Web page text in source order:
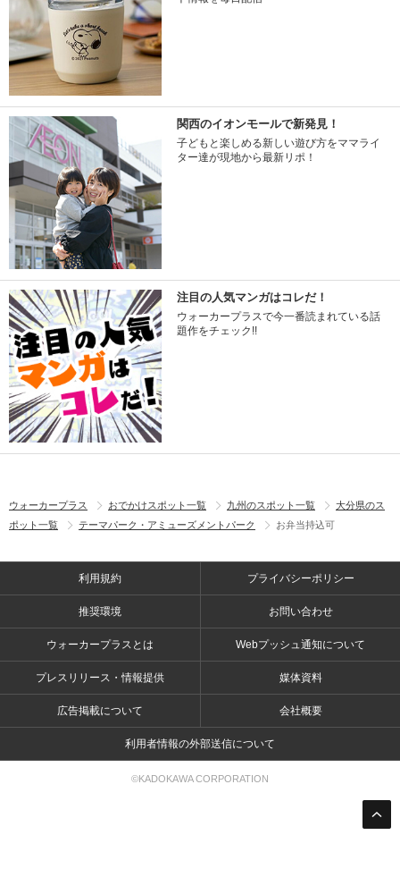
関西のイオンモールで新発見！
子どもと楽しめる新しい遊び方をママライ
ター達が現地から最新リポ！
注目の人気マンガはコレだ！
ウォーカープラスで今一番読まれている話
題作をチェック!!
ウォーカープラス おでかけスポット一覧 九州のスポット一覧
大分県のス
ポット一覧
テーマパーク・アミューズメントパーク お弁当持込可
利用規約 プライバシーポリシー
推奨環境 お問い合わせ
ウォーカープラスとは Webプッシュ通知について
プレスリリース・情報提供 媒体資料
広告掲載について 会社概要
利用者情報の外部送信について
©KADOKAWA CORPORATION